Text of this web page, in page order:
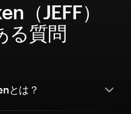
（JEFF）
る質問
とは？